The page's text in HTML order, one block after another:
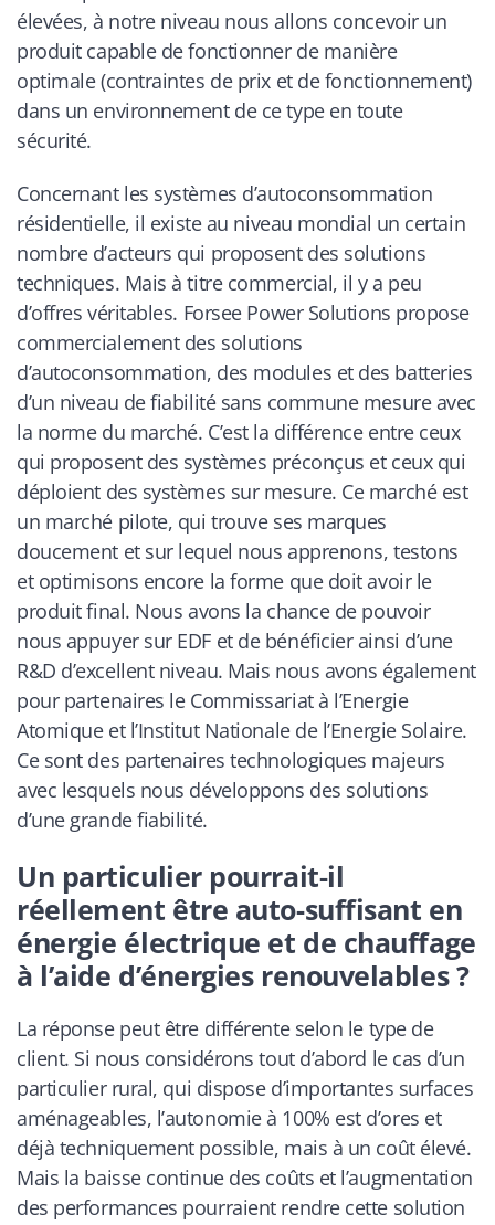
élevées, à notre niveau nous allons concevoir un
produit capable de fonctionner de manière
optimale (contraintes de prix et de fonctionnement)
dans un environnement de ce type en toute
sécurité.
Concernant les systèmes d’autoconsommation
résidentielle, il existe au niveau mondial un certain
nombre d’acteurs qui proposent des solutions
techniques. Mais à titre commercial, il y a peu
d’offres véritables. Forsee Power Solutions propose
commercialement des solutions
d’autoconsommation, des modules et des batteries
d’un niveau de fiabilité sans commune mesure avec
la norme du marché. C’est la différence entre ceux
qui proposent des systèmes préconçus et ceux qui
déploient des systèmes sur mesure. Ce marché est
un marché pilote, qui trouve ses marques
doucement et sur lequel nous apprenons, testons
et optimisons encore la forme que doit avoir le
produit final. Nous avons la chance de pouvoir
nous appuyer sur EDF et de bénéficier ainsi d’une
R&D d’excellent niveau. Mais nous avons également
pour partenaires le Commissariat à l’Energie
Atomique et l’Institut Nationale de l’Energie Solaire.
Ce sont des partenaires technologiques majeurs
avec lesquels nous développons des solutions
d’une grande fiabilité.
Un particulier pourrait-il
réellement être auto-suffisant en
énergie électrique et de chauffage
à l’aide d’énergies renouvelables ?
La réponse peut être différente selon le type de
client. Si nous considérons tout d’abord le cas d’un
particulier rural, qui dispose d’importantes surfaces
aménageables, l’autonomie à 100% est d’ores et
déjà techniquement possible, mais à un coût élevé.
Mais la baisse continue des coûts et l’augmentation
des performances pourraient rendre cette solution